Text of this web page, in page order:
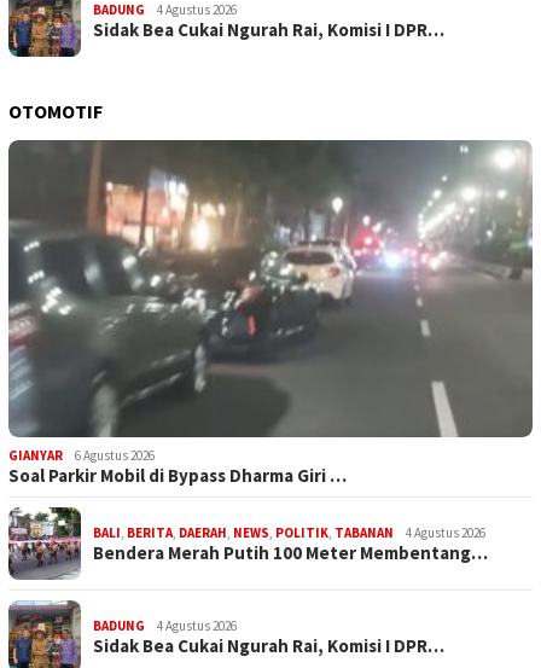
BADUNG 4 Agustus 2026
Sidak Bea Cukai Ngurah Rai, Komisi I DPR…
OTOMOTIF
GIANYAR 6 Agustus 2026
Soal Parkir Mobil di Bypass Dharma Giri …
BALI, BERITA, DAERAH, NEWS, POLITIK, TABANAN 4 Agustus 2026
Bendera Merah Putih 100 Meter Membentang…
BADUNG 4 Agustus 2026
Sidak Bea Cukai Ngurah Rai, Komisi I DPR…